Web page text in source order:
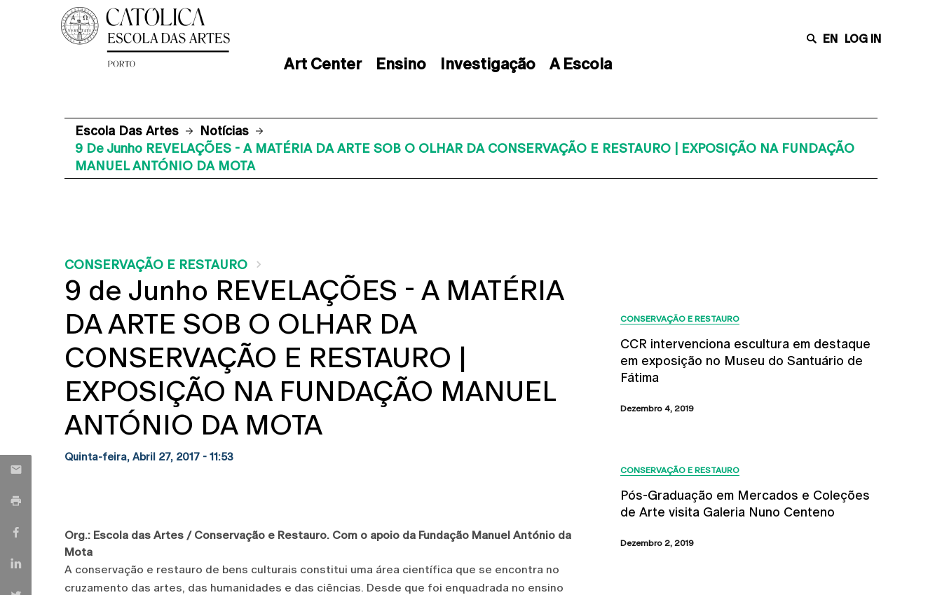
Art Center Ensino Investigação A Escola
EN LOG IN
Escola Das Artes
Notícias
9 De Junho REVELAÇÕES - A MATÉRIA DA ARTE SOB O OLHAR DA CONSERVAÇÃO E RESTAURO | EXPOSIÇÃO NA FUNDAÇÃO
MANUEL ANTÓNIO DA MOTA
CONSERVAÇÃO E RESTAURO
9 de Junho REVELAÇÕES - A MATÉRIA
DA ARTE SOB O OLHAR DA
CONSERVAÇÃO E RESTAURO |
EXPOSIÇÃO NA FUNDAÇÃO MANUEL
ANTÓNIO DA MOTA
Quinta-feira, Abril 27, 2017 - 11:53
Org.: Escola das Artes / Conservação e Restauro. Com o apoio da Fundação Manuel António da
Mota
A conservação e restauro de bens culturais constitui uma área científica que se encontra no
cruzamento das artes, das humanidades e das ciências. Desde que foi enquadrada no ensino
CONSERVAÇÃO E RESTAURO
CCR intervenciona escultura em destaque
em exposição no Museu do Santuário de
Fátima
Dezembro 4, 2019
CONSERVAÇÃO E RESTAURO
Pós-Graduação em Mercados e Coleções
de Arte visita Galeria Nuno Centeno
Dezembro 2, 2019